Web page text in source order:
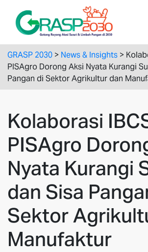
GRASP 2030 > News & Insights >
PISAgro Dorong Aksi Nyata Kurangi
Pangan di Sektor Agrikultur dan
Kolaborasi
PISAgro
Nyata Kurangi
dan Sisa
Sektor
Manufaktur